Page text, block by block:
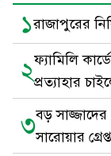
১রাজাপুরের
২ফ্যামিলি
প্রত্যাহার
৩বড়
সারোয়ার